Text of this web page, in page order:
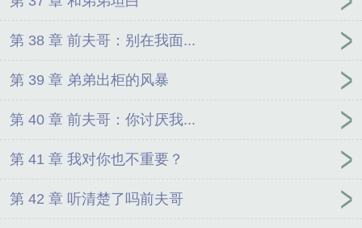
第 38 章 前夫哥：别在我面...
第 39 章 弟弟出柜的风暴
第 40 章 前夫哥：你讨厌我...
第 41 章 我对你也不重要？
第 42 章 听清楚了吗前夫哥